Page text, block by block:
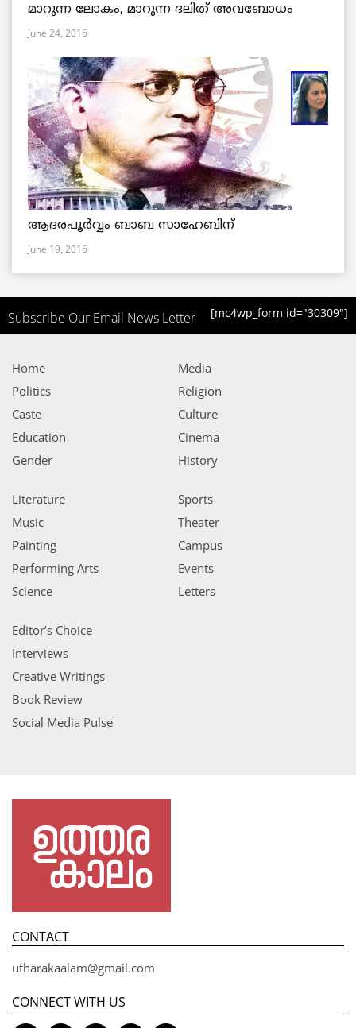
മാറുന്ന ലോകം, മാറുന്ന ദലിത് അവബോധം
June 24, 2016
ആദരപൂര്‍വ്വം ബാബ സാഹേബിന്
June 19, 2016
Subscribe Our Email News Letter [mc4wp_form id="30309"]
Home
Politics
Caste
Education
Gender
Media
Religion
Culture
Cinema
History
Literature
Music
Painting
Performing Arts
Science
Sports
Theater
Campus
Events
Letters
Editor’s Choice
Interviews
Creative Writings
Book Review
Social Media Pulse
CONTACT
utharakaalam@gmail.com
CONNECT WITH US